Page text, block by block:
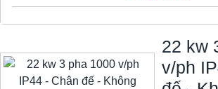
22 kw
v/ph